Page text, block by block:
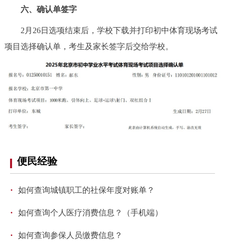
六、确认单签字
2月26日选项结束后，学校下载并打印初中体育现场考试
项目选择确认单，考生及家长签字后交给学校。
便民经验
· 如何查询城镇职工的社保年度对账单？
· 如何查询个人医疗消费信息？（手机端）
· 如何查询参保人员缴费信息？